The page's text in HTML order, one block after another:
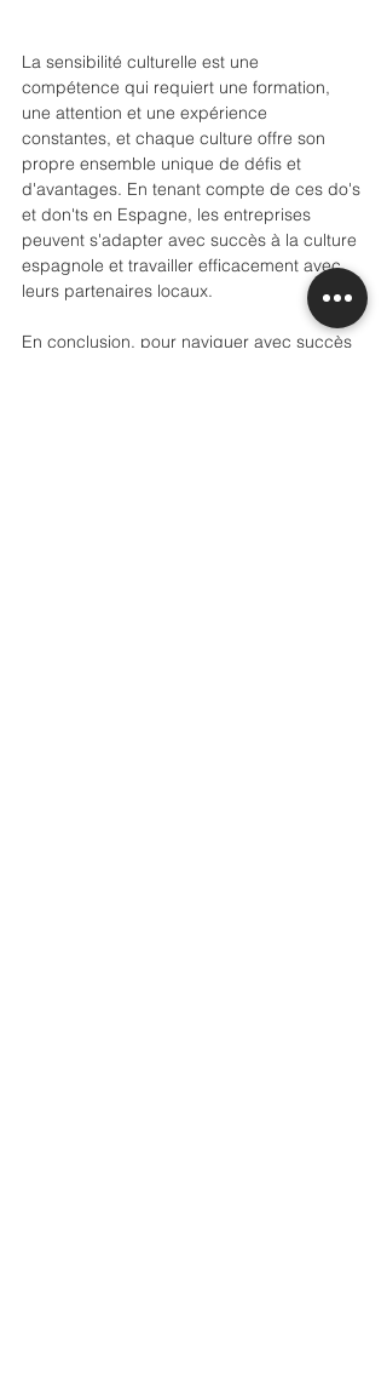
La sensibilité culturelle est une
compétence qui requiert une formation,
une attention et une expérience
constantes, et chaque culture offre son
propre ensemble unique de défis et
d'avantages. En tenant compte de ces do's
et don'ts en Espagne, les entreprises
peuvent s'adapter avec succès à la culture
espagnole et travailler efficacement avec
leurs partenaires locaux.
En conclusion, pour naviguer avec succès